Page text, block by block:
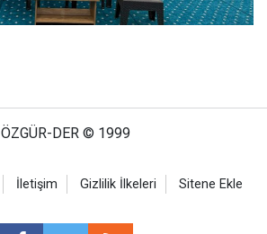
ÖZGÜR-DER © 1999
İletişim Gizlilik İlkeleri Sitene Ekle